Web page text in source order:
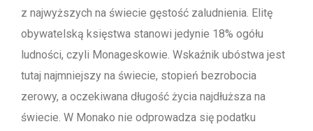
z najwyższych na świecie gęstość zaludnienia. Elitę
obywatelską księstwa stanowi jedynie 18% ogółu
ludności, czyli Monageskowie. Wskaźnik ubóstwa jest
tutaj najmniejszy na świecie, stopień bezrobocia
zerowy, a oczekiwana długość życia najdłuższa na
świecie. W Monako nie odprowadza się podatku